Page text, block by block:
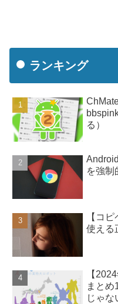
ランキング
る）
を強制
【コ
使える
【
まとめ
じゃな